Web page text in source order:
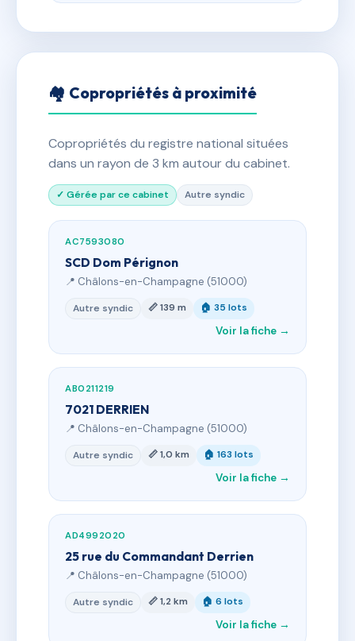
🏘 Copropriétés à proximité
Copropriétés du registre national situées
dans un rayon de 3 km autour du cabinet.
✓ Gérée par ce cabinet Autre syndic
AC7593080
SCD Dom Pérignon
📍 Châlons-en-Champagne (51000)
Autre syndic 📏 139 m 🏠 35 lots
Voir la fiche →
AB0211219
7021 DERRIEN
📍 Châlons-en-Champagne (51000)
Autre syndic 📏 1,0 km 🏠 163 lots
Voir la fiche →
AD4992020
25 rue du Commandant Derrien
📍 Châlons-en-Champagne (51000)
Autre syndic 📏 1,2 km 🏠 6 lots
Voir la fiche →